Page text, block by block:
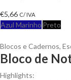
€5,66 C/ IVA
Azul Marinho Preto
Blocos e Cadernos,
Bloco de
Highlights: